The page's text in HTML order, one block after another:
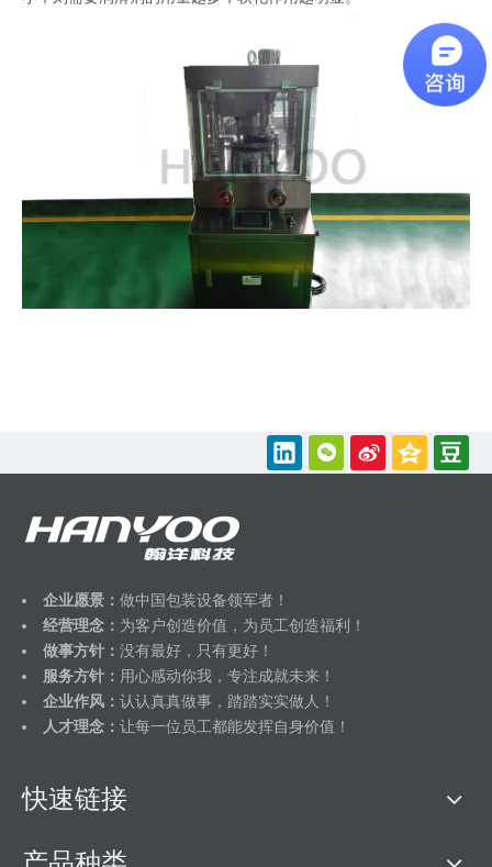
企业愿景： 做中国包装设备领军者！
经营理念： 为客户创造价值，为员工创造福利！
做事方针： 没有最好，只有更好！
服务方针： 用心感动你我，专注成就未来！
企业作风： 认认真真做事，踏踏实实做人！
人才理念： 让每一位员工都能发挥自身价值！
快速链接